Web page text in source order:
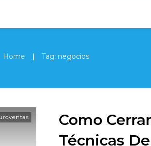
Home | Tag: negocios
Como
Técnicas